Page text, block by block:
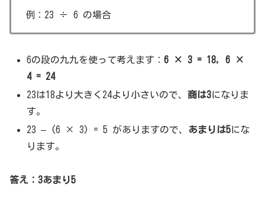
例：23 ÷ 6 の場合
6の段の九九を使って考えます：6 × 3 = 18, 6 ×
4 = 24
23は18より大きく24より小さいので、商は3になりま
す。
23 – (6 × 3) = 5 がありますので、 あまりは5にな
ります。
答え：3あまり5